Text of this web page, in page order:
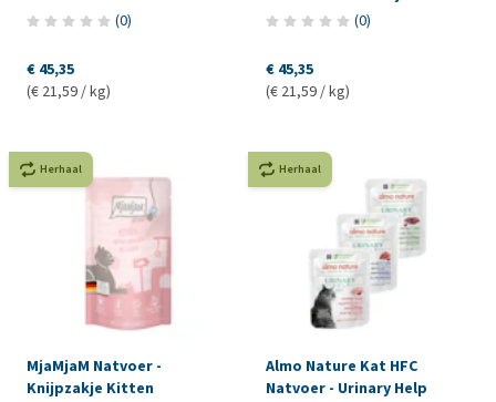
(0)
€ 45,35
(€ 21,59 / kg)
(0)
€ 45,35
(€ 21,59 / kg)
Herhaal
MjaMjaM Natvoer -
Knijpzakje Kitten
Herhaal
Almo Nature Kat HFC
Natvoer - Urinary Help